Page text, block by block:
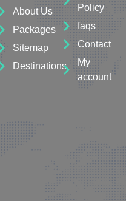
About Us
Packages
Sitemap
Destinations
Policy
faqs
Contact
My
account